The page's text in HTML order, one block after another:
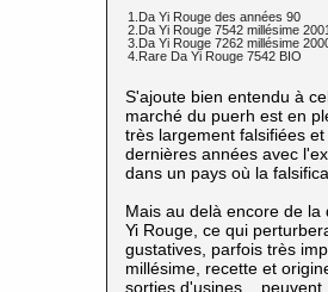
1.Da Yi Rouge des années 90
2.Da Yi Rouge 7542 millésime 2001
3.Da Yi Rouge 7262 millésime
4.Rare Da Yi Rouge 7542 BIO
S'ajoute bien entendu à
marché du puerh est en
très largement falsifiées
dernières années avec
dans un pays où la
Mais au delà encore de
Yi Rouge, ce qui
gustatives, parfois très
millésime, recette et
sorties d'usines...